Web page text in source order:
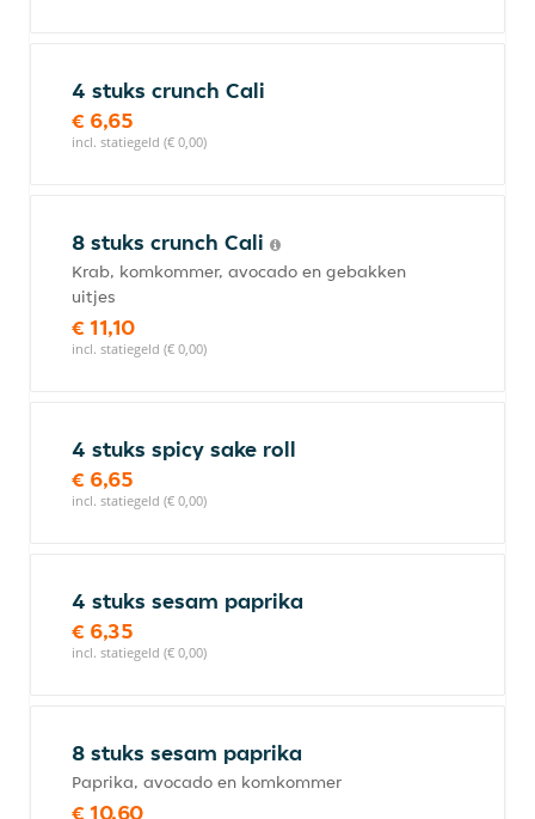
4 stuks crunch Cali
€ 6,65
incl. statiegeld (€ 0,00)
8 stuks crunch Cali
Krab, komkommer, avocado en gebakken
uitjes
€ 11,10
incl. statiegeld (€ 0,00)
4 stuks spicy sake roll
€ 6,65
incl. statiegeld (€ 0,00)
4 stuks sesam paprika
€ 6,35
incl. statiegeld (€ 0,00)
8 stuks sesam paprika
Paprika, avocado en komkommer
€ 10,60